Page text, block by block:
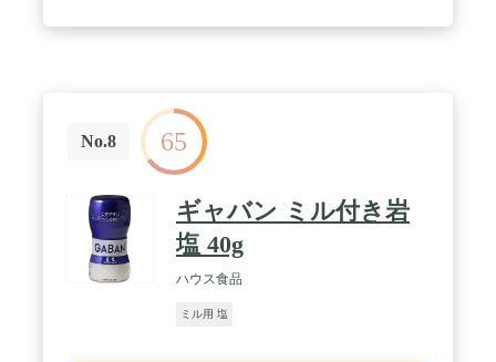
No.8 65
ギャバン ミル付き岩
塩 40g
ハウス食品
ミル用 塩